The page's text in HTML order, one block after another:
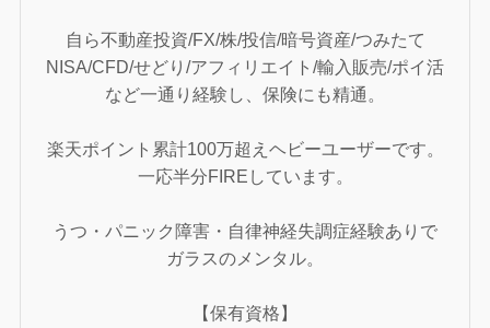
自ら不動産投資/FX/株/投信/暗号資産/つみたて
NISA/CFD/せどり/アフィリエイト/輸入販売/ポイ活
など一通り経験し、保険にも精通。
楽天ポイント累計100万超えヘビーユーザーです。
一応半分FIREしています。
うつ・パニック障害・自律神経失調症経験ありで
ガラスのメンタル。
【保有資格】